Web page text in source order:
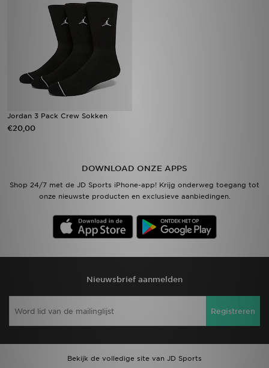
Jordan 3 Pack Crew Sokken
€20,00
DOWNLOAD ONZE APPS
Shop 24/7 met de JD Sports iPhone-app! Krijg onderweg toegang tot
onze nieuwste producten en exclusieve aanbiedingen.
Nieuwsbrief aanmelden
Registreren
Bekijk de volledige site van JD Sports